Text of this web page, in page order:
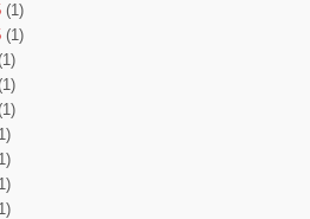
(1)
(1)